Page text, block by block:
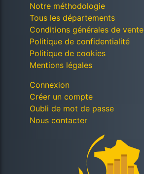
Notre méthodologie
Tous les départements
Conditions générales de vente
Politique de confidentialité
Politique de cookies
Mentions légales
Connexion
Créer un compte
Oubli de mot de passe
Nous contacter